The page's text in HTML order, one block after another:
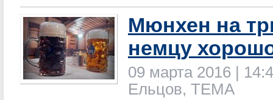
Мюнхен на
немцу
09 марта 2016 |
Ельцов, ТЕМА